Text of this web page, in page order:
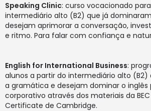
Speaking Clinic: curso vocacionado
intermediário alto (B2) que já
desejam aprimorar a conversação,
e ritmo. Para falar com confiança e
English for International Business:
alunos a partir do intermediário alto
a gramática e desejam dominar o inglês
corporativo através dos materiais da BEC
Certificate de Cambridge.